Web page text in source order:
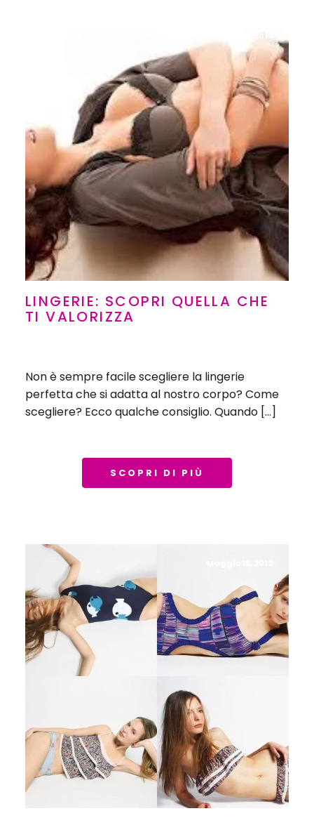
Giugno 6, 2013
LINGERIE: SCOPRI QUELLA CHE
TI VALORIZZA
Non è sempre facile scegliere la lingerie
perfetta che si adatta al nostro corpo? Come
scegliere? Ecco qualche consiglio. Quando […]
SCOPRI DI PIÙ